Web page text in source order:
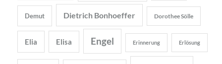
Demut Dietrich Bonhoeffer Dorothee Sölle
Elia Elisa Engel Erinnerung Erlösung